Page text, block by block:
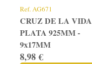
Ref.AG671
CRUZ DE LA VIDA
PLATA 925MM -
9x17MM
8,98 €